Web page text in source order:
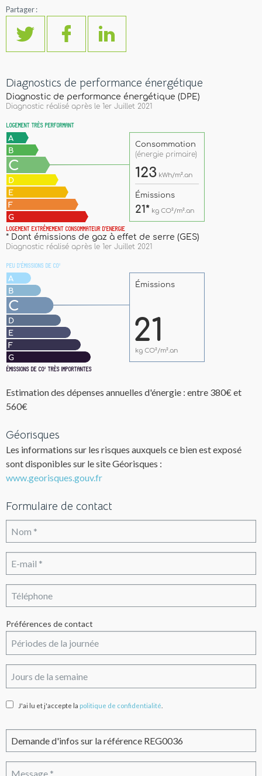
Partager :
Diagnostics de performance énergétique
Estimation des dépenses annuelles d'énergie : entre 380€ et
560€
Géorisques
Les informations sur les risques auxquels ce bien est exposé
sont disponibles sur le site Géorisques :
www.georisques.gouv.fr
Formulaire de contact
Préférences de contact
J'ai lu et j'accepte la politique de confidentialité